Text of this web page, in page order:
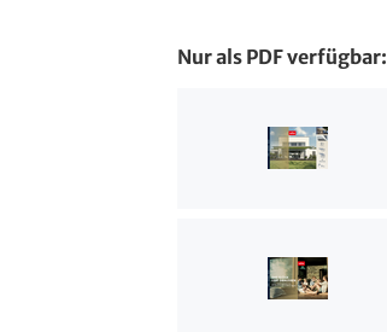
Nur als PDF verfügbar: